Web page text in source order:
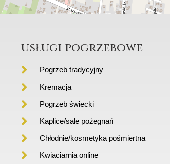
usługi pogrzebowe
Pogrzeb tradycyjny
Kremacja
Pogrzeb świecki
Kaplice/sale pożegnań
Chłodnie/kosmetyka pośmiertna
Kwiaciarnia online